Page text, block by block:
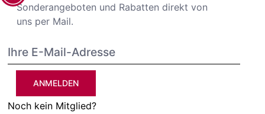
Sonderangeboten und Rabatten direkt von
uns per Mail.
ANMELDEN
Noch kein Mitglied?